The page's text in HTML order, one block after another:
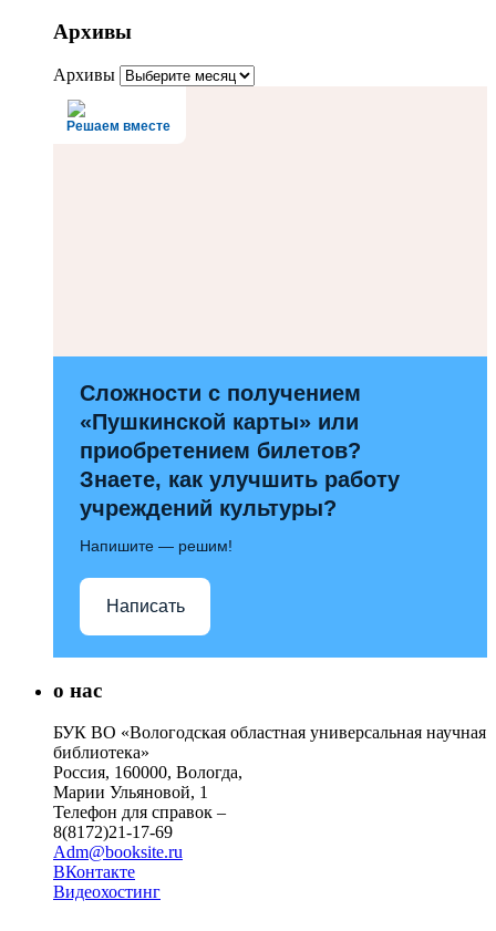
Архивы
Архивы
Решаем вместе
Сложности с получением
«Пушкинской карты» или
приобретением билетов?
Знаете, как улучшить работу
учреждений культуры?
Напишите — решим!
Написать
о нас
БУК ВО «Вологодская областная универсальная научная
библиотека»
Россия, 160000, Вологда,
Марии Ульяновой, 1
Телефон для справок –
8(8172)21-17-69
Adm@booksite.ru
ВКонтакте
Видеохостинг